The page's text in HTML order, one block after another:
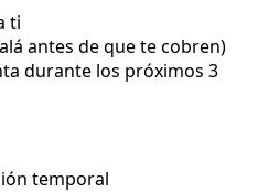
ti
antes de que te cobren)
durante los próximos 3
temporal